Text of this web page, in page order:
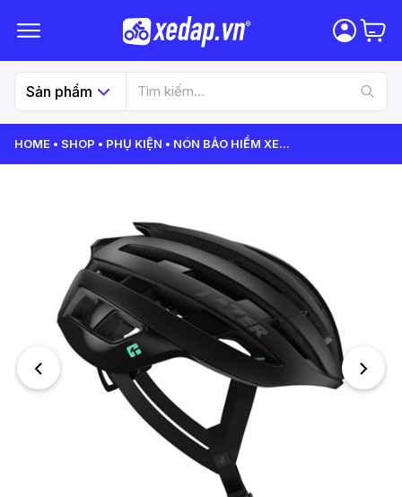
Sản phẩm
HOME SHOP PHỤ KIỆN NÓN BẢO HIỂM XE...